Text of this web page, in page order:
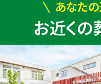
あなた
お近く